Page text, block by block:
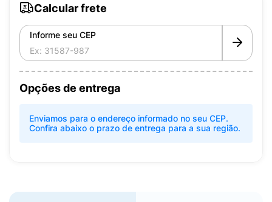
Calcular frete
Informe seu CEP
Opções de entrega
Enviamos para o endereço informado no seu CEP.
Confira abaixo o prazo de entrega para a sua região.